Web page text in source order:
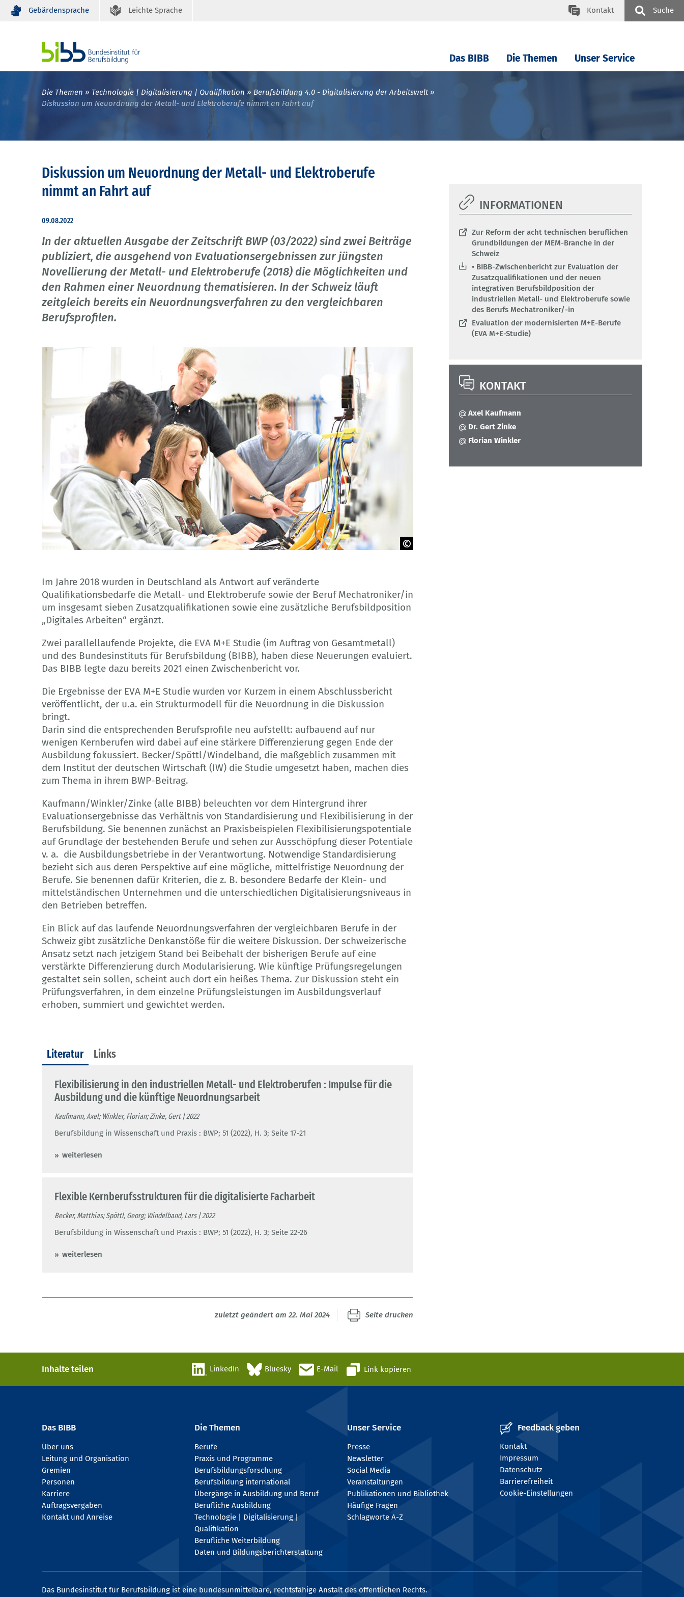
Gebärdensprache Leichte Sprache Kontakt Suche
Das BIBB Die Themen Unser Service
Die Themen Technologie | Digitalisierung | Qualifikation
Berufsbildung 4.0 - Digitalisierung der Arbeitswelt
Diskussion um Neuordnung der Metall- und Elektroberufe nimmt an Fahrt auf
Diskussion um Neuordnung der Metall- und Elektroberufe
nimmt an Fahrt auf
09.08.2022
In der aktuellen Ausgabe der Zeitschrift BWP (03/2022) sind zwei Beiträge
publiziert, die ausgehend von Evaluationsergebnissen zur jüngsten
Novellierung der Metall- und Elektroberufe (2018) die Möglichkeiten und
den Rahmen einer Neuordnung thematisieren. In der Schweiz läuft
zeitgleich bereits ein Neuordnungsverfahren zu den vergleichbaren
Berufsprofilen.
Im Jahre 2018 wurden in Deutschland als Antwort auf veränderte
Qualifikationsbedarfe die Metall- und Elektroberufe sowie der Beruf Mechatroniker/in
um insgesamt sieben Zusatzqualifikationen sowie eine zusätzliche Berufsbildposition
„Digitales Arbeiten“ ergänzt.
Zwei parallellaufende Projekte, die EVA M+E Studie (im Auftrag von Gesamtmetall)
und des Bundesinstituts für Berufsbildung (BIBB), haben diese Neuerungen evaluiert.
Das BIBB legte dazu bereits 2021 einen Zwischenbericht vor.
Die Ergebnisse der EVA M+E Studie wurden vor Kurzem in einem Abschlussbericht
veröffentlicht, der u.a. ein Strukturmodell für die Neuordnung in die Diskussion
bringt.
Darin sind die entsprechenden Berufsprofile neu aufstellt: aufbauend auf nur
wenigen Kernberufen wird dabei auf eine stärkere Differenzierung gegen Ende der
Ausbildung fokussiert. Becker/Spöttl/Windelband, die maßgeblich zusammen mit
dem Institut der deutschen Wirtschaft (IW) die Studie umgesetzt haben, machen dies
zum Thema in ihrem BWP-Beitrag.
Kaufmann/Winkler/Zinke (alle BIBB) beleuchten vor dem Hintergrund ihrer
Evaluationsergebnisse das Verhältnis von Standardisierung und Flexibilisierung in der
Berufsbildung. Sie benennen zunächst an Praxisbeispielen Flexibilisierungspotentiale
auf Grundlage der bestehenden Berufe und sehen zur Ausschöpfung dieser Potentiale
v. a. die Ausbildungsbetriebe in der Verantwortung. Notwendige Standardisierung
bezieht sich aus deren Perspektive auf eine mögliche, mittelfristige Neuordnung der
Berufe. Sie benennen dafür Kriterien, die z. B. besondere Bedarfe der Klein- und
mittelständischen Unternehmen und die unterschiedlichen Digitalisierungsniveaus in
den Betrieben betreffen.
Ein Blick auf das laufende Neuordnungsverfahren der vergleichbaren Berufe in der
Schweiz gibt zusätzliche Denkanstöße für die weitere Diskussion. Der schweizerische
Ansatz setzt nach jetzigem Stand bei Beibehalt der bisherigen Berufe auf eine
verstärkte Differenzierung durch Modularisierung. Wie künftige Prüfungsregelungen
gestaltet sein sollen, scheint auch dort ein heißes Thema. Zur Diskussion steht ein
Prüfungsverfahren, in dem einzelne Prüfungsleistungen im Ausbildungsverlauf
erhoben, summiert und gewichtet werden.
Literatur Links
Flexibilisierung in den industriellen Metall- und Elektroberufen : Impulse für die
Ausbildung und die künftige Neuordnungsarbeit
Kaufmann, Axel; Winkler, Florian; Zinke, Gert | 2022
Berufsbildung in Wissenschaft und Praxis : BWP; 51 (2022), H. 3; Seite 17-21
weiterlesen
Flexible Kernberufsstrukturen für die digitalisierte Facharbeit
Becker, Matthias; Spöttl, Georg; Windelband, Lars | 2022
Berufsbildung in Wissenschaft und Praxis : BWP; 51 (2022), H. 3; Seite 22-26
weiterlesen
INFORMATIONEN
Zur Reform der acht technischen beruflichen
Grundbildungen der MEM-Branche in der
Schweiz
• BIBB-Zwischenbericht zur Evaluation der
Zusatzqualifikationen und der neuen
integrativen Berufsbildposition der
industriellen Metall- und Elektroberufe sowie
des Berufs Mechatroniker/-in
Evaluation der modernisierten M+E-Berufe
(EVA M+E-Studie)
KONTAKT
Axel Kaufmann
Dr. Gert Zinke
Florian Winkler
zuletzt geändert am 22. Mai 2024 Seite drucken
Inhalte teilen LinkedIn Bluesky E-Mail Link kopieren
Das BIBB
Über uns
Leitung und Organisation
Gremien
Personen
Karriere
Auftragsvergaben
Kontakt und Anreise
Die Themen
Berufe
Praxis und Programme
Berufsbildungsforschung
Berufsbildung international
Übergänge in Ausbildung und Beruf
Berufliche Ausbildung
Technologie | Digitalisierung |
Qualifikation
Berufliche Weiterbildung
Daten und Bildungsberichterstattung
Unser Service
Presse
Newsletter
Social Media
Veranstaltungen
Publikationen und Bibliothek
Häufige Fragen
Schlagworte A-Z
Feedback geben
Kontakt
Impressum
Datenschutz
Barrierefreiheit
Cookie-Einstellungen
Das Bundesinstitut für Berufsbildung ist eine bundesunmittelbare, rechtsfähige Anstalt des öffentlichen Rechts.